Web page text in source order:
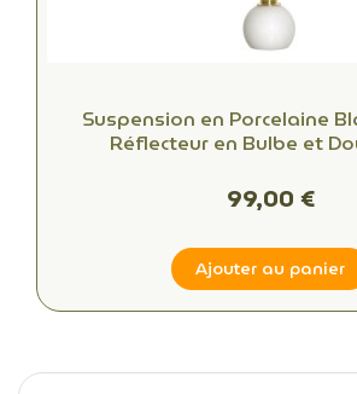
Suspension en Porcelaine
Réflecteur en Bulbe et
99,00 €
Ajouter au panier